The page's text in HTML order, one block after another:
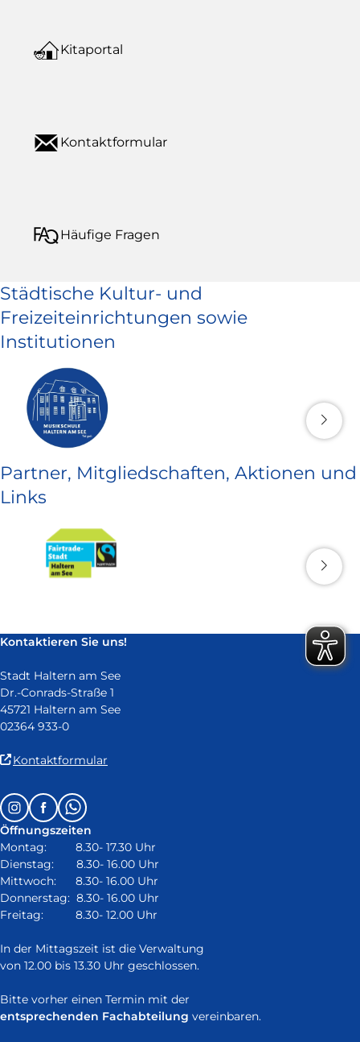
Kitaportal
Kontaktformular
Häufige Fragen
Städtische Kultur- und
Freizeiteinrichtungen sowie
Institutionen
Partner, Mitgliedschaften, Aktionen und
Links
Kontaktieren Sie uns!
Stadt Haltern am See
Dr.-Conrads-Straße 1
45721 Haltern am See
02364 933-0
Kontaktformular
in
neuem
Fenster)
Follow
us
on:
InstagramFacebookWhatsapp
Öffnungszeiten
Montag: 8.30- 17.30 Uhr
Dienstag: 8.30- 16.00 Uhr
Mittwoch: 8.30- 16.00 Uhr
Donnerstag: 8.30- 16.00 Uhr
Freitag: 8.30- 12.00 Uhr
In der Mittagszeit ist die Verwaltung
von 12.00 bis 13.30 Uhr geschlossen.
Bitte vorher einen Termin mit der
entsprechenden Fachabteilung vereinbaren.